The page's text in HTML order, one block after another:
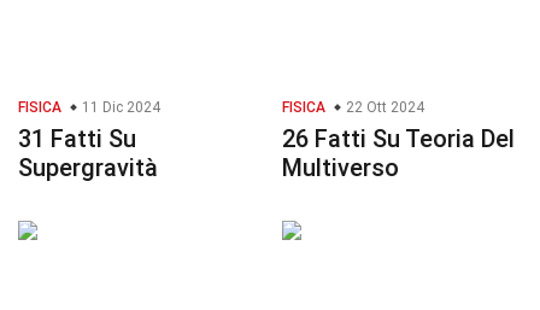
FISICA 11 Dic 2024
31 Fatti Su
Supergravità
FISICA 22 Ott 2024
26 Fatti Su Teoria Del
Multiverso